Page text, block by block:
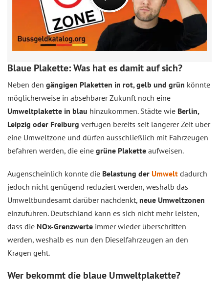
Blaue Plakette: Was hat es damit auf sich?
Neben den gängigen Plaketten in rot, gelb und grün könnte
möglicherweise in absehbarer Zukunft noch eine
Umweltplakette in blau hinzukommen. Städte wie Berlin,
Leipzig oder Freiburg verfügen bereits seit längerer Zeit über
eine Umweltzone und dürfen ausschließlich mit Fahrzeugen
befahren werden, die eine grüne Plakette aufweisen.
Augenscheinlich konnte die Belastung der Umwelt dadurch
jedoch nicht genügend reduziert werden, weshalb das
Umweltbundesamt darüber nachdenkt, neue Umweltzonen
einzuführen. Deutschland kann es sich nicht mehr leisten,
dass die NOx-Grenzwerte immer wieder überschritten
werden, weshalb es nun den Dieselfahrzeugen an den
Kragen geht.
Wer bekommt die blaue Umweltplakette?